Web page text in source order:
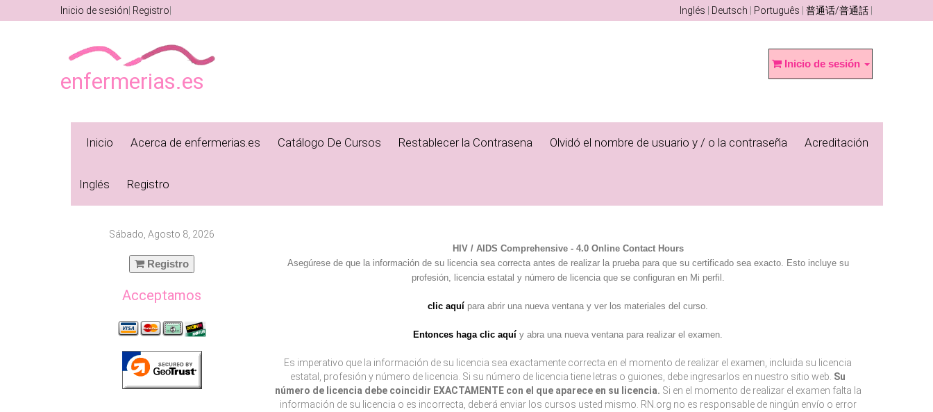
Inicio de sesión Registro Inglés Deutsch Português 普通话/普通話
enfermerias.es
Inicio de sesión
Inicio Acerca de enfermerias.es Catálogo De Cursos Restablecer la Contrasena Olvidó el nombre de usuario y / o la contraseña Acreditación
Inglés Registro
Sábado, Agosto 8, 2026
Registro
Acceptamos
HIV / AIDS Comprehensive - 4.0 Online Contact Hours
Asegúrese de que la información de su licencia sea correcta antes de realizar la prueba para que su certificado sea exacto. Esto incluye su
profesión, licencia estatal y número de licencia que se configuran en Mi perfil.
clic aquí para abrir una nueva ventana y ver los materiales del curso.
Entonces haga clic aquí y abra una nueva ventana para realizar el examen.
Es imperativo que la información de su licencia sea exactamente correcta en el momento de realizar el examen, incluida su licencia
estatal, profesión y número de licencia. Si su número de licencia tiene letras o guiones, debe ingresarlos en nuestro sitio web. Su
número de licencia debe coincidir EXACTAMENTE con el que aparece en su licencia. Si en el momento de realizar el examen falta la
información de su licencia o es incorrecta, deberá enviar los cursos usted mismo. RN.org no es responsable de ningún envío o error